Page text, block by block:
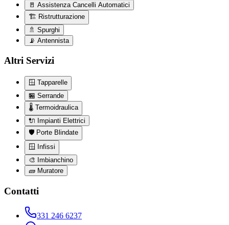
🚪 Assistenza Cancelli Automatici
🏗️ Ristrutturazione
🚿 Spurghi
📡 Antennista
Altri Servizi
🪟 Tapparelle
🏪 Serrande
🌡️ Termoidraulica
🔌 Impianti Elettrici
🛡️ Porte Blindate
🪟
Infissi
🎨 Imbianchino
🧱 Muratore
Contatti
331 246 6237